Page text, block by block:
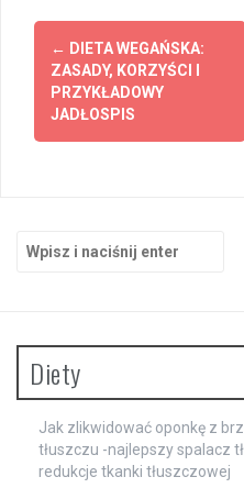
Zobacz
wpisy
← DIETA WEGAŃSKA:
ZASADY, KORZYŚCI I
PRZYKŁADOWY
JADŁOSPIS
Diety
Jak zlikwidować oponkę z
tłuszczu -najlepszy spalacz
redukcje tkanki tłuszczowej